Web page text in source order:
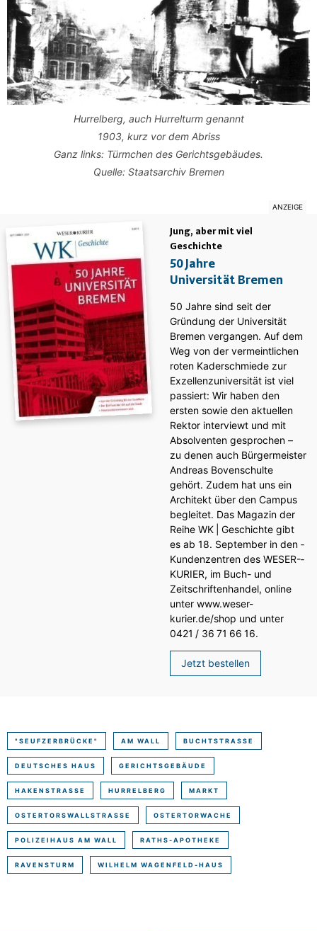
Hurrelberg, auch Hurrelturm genannt
1903, kurz vor dem Abriss
Ganz links: Türmchen des Gerichtsgebäudes.
Quelle: Staatsarchiv Bremen
Jung, aber mit viel
Geschichte
50 Jahre
Universität Bremen
50 Jahre sind seit der
Gründung der Universität
Bremen vergangen. Auf dem
Weg von der vermeintlichen
roten Kaderschmiede zur
Exzellenzuniversität ist viel
passiert: Wir haben den
ersten sowie den aktuellen
Rektor interviewt und mit
Absolventen gesprochen –
zu denen auch Bürgermeister
Andreas Bovenschulte
gehört. Zudem hat uns ein
Architekt über den Campus
begleitet. Das Magazin der
Reihe WK | Geschichte gibt
es ab 18. September in den ­
Kundenzentren des WESER-­
KURIER, im Buch- und
Zeitschriftenhandel, online
unter www.weser-
kurier.de/shop und unter
0421 / 36 71 66 16.
Jetzt bestellen
"SEUFZERBRÜCKE" AM WALL BUCHTSTRASSE
DEUTSCHES HAUS GERICHTSGEBÄUDE
HAKENSTRASSE HURRELBERG MARKT
OSTERTORSWALLSTRASSE OSTERTORWACHE
POLIZEIHAUS AM WALL RATHS-APOTHEKE
RAVENSTURM WILHELM WAGENFELD-HAUS